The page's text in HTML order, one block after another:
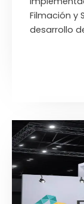
Filmación y
desarrollo